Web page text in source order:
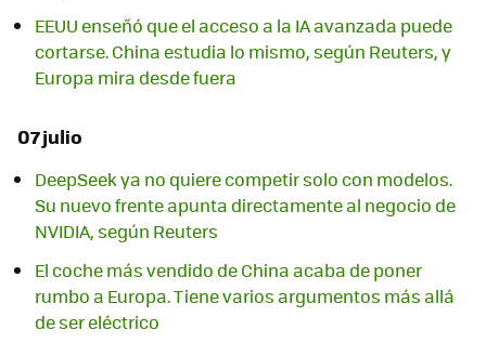
EEUU enseñó que el acceso a la IA avanzada puede
cortarse. China estudia lo mismo, según Reuters, y
Europa mira desde fuera
07 julio
DeepSeek ya no quiere competir solo con modelos.
Su nuevo frente apunta directamente al negocio de
NVIDIA, según Reuters
El coche más vendido de China acaba de poner
rumbo a Europa. Tiene varios argumentos más allá
de ser eléctrico